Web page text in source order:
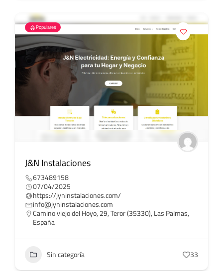
Populares
J&N Instalaciones
673489158
07/04/2025
https://jyninstalaciones.com/
info@jyninstalaciones.com
Camino viejo del Hoyo, 29, Teror (35330), Las Palmas,
España
Sin categoría 33